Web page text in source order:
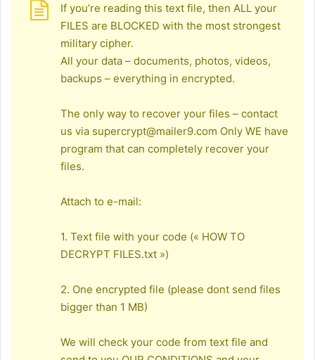
If you’re reading this text file, then ALL your
FILES are BLOCKED with the most strongest
military cipher.
All your data – documents, photos, videos,
backups – everything in encrypted.
The only way to recover your files – contact
us via supercrypt@mailer9.com Only WE have
program that can completely recover your
files.
Attach to e-mail:
1. Text file with your code (« HOW TO
DECRYPT FILES.txt »)
2. One encrypted file (please dont send files
bigger than 1 MB)
We will check your code from text file and